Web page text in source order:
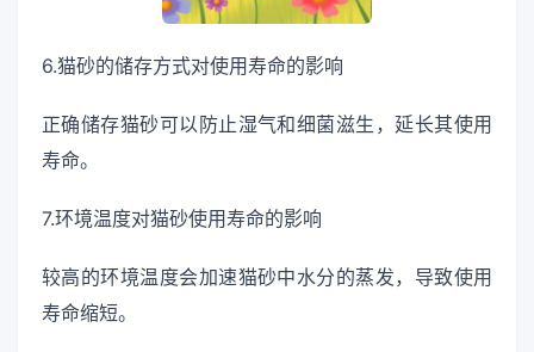
6.猫砂的储存方式对使用寿命的影响
正确储存猫砂可以防止湿气和细菌滋生，延长其使用
寿命。
7.环境温度对猫砂使用寿命的影响
较高的环境温度会加速猫砂中水分的蒸发，导致使用
寿命缩短。